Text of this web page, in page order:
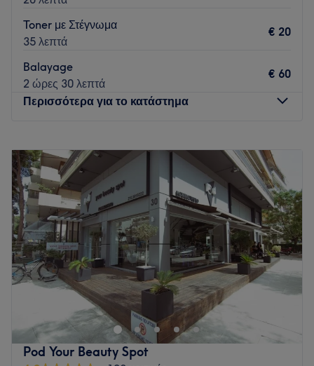
Toner με Στέγνωμα
35 λεπτά
€ 20
Balayage
2 ώρες 30 λεπτά
€ 60
Περισσότερα για το κατάστημα
Τρίτη
10:00–20:00
Τετάρτη
10:00–17:00
Πέμπτη
10:00 – 20:00
Παρασκευή
10:00–20:00
Σάββατο
10:00–17:00
Κυριακή
Κλειστό
Το Magda Koulouri Hair Salon βρίσκεται στον Άγιο
Δημήτριο (κοντά στη στάση μετρό Δάφνη) και αποτελεί έναν
χώρο που συνδυάζει τις ποιοτικές υπηρεσίες με ένα φιλικό,
ήρεμο και προσεγμένο περιβάλλον.
Go to venue
Pod Your Beauty Spot